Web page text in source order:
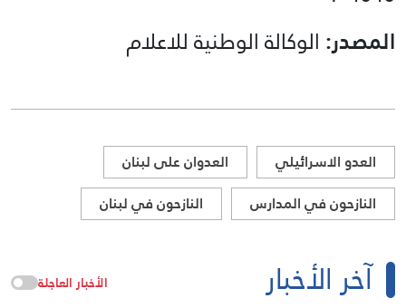
المصدر: الوكالة الوطنية للاعلام
العدو الاسرائيلي
العدوان على لبنان
النازحون في المدارس
النازحون في لبنان
آخر الأخبار الأخبار العاجلة